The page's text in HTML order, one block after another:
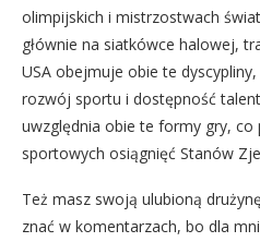
olimpijskich i mistrzostwach
głównie na siatkówce halowej,
USA obejmuje obie te
rozwój sportu i dostępność
uwzględnia obie te formy gry, co
sportowych osiągnięć Stanów
Też masz swoją ulubioną
znać w komentarzach, bo dla